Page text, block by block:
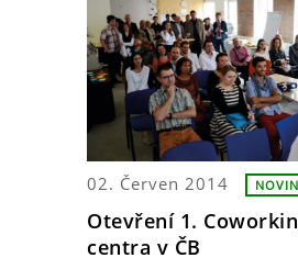
02. Červen 2014
Otevření 1.
centra v ČB